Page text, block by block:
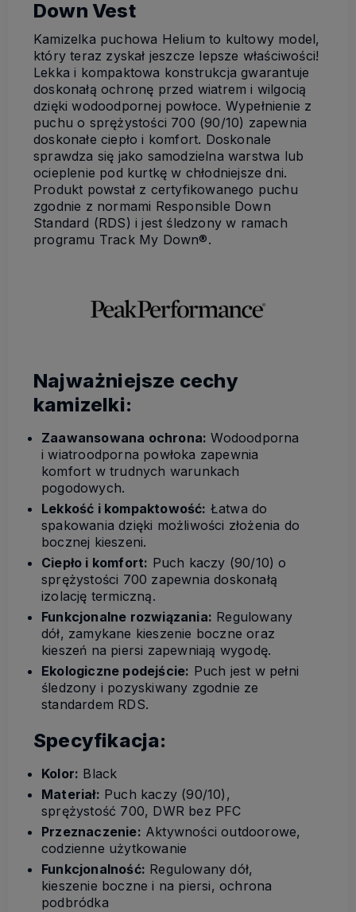
Down Vest
Kamizelka puchowa Helium to kultowy model,
który teraz zyskał jeszcze lepsze właściwości!
Lekka i kompaktowa konstrukcja gwarantuje
doskonałą ochronę przed wiatrem i wilgocią
dzięki wodoodpornej powłoce. Wypełnienie z
puchu o sprężystości 700 (90/10) zapewnia
doskonałe ciepło i komfort. Doskonale
sprawdza się jako samodzielna warstwa lub
ocieplenie pod kurtkę w chłodniejsze dni.
Produkt powstał z certyfikowanego puchu
zgodnie z normami Responsible Down
Standard (RDS) i jest śledzony w ramach
programu Track My Down®.
Najważniejsze cechy
kamizelki:
Zaawansowana ochrona: Wodoodporna
i wiatroodporna powłoka zapewnia
komfort w trudnych warunkach
pogodowych.
Lekkość i kompaktowość: Łatwa do
spakowania dzięki możliwości złożenia do
bocznej kieszeni.
Ciepło i komfort: Puch kaczy (90/10) o
sprężystości 700 zapewnia doskonałą
izolację termiczną.
Funkcjonalne rozwiązania: Regulowany
dół, zamykane kieszenie boczne oraz
kieszeń na piersi zapewniają wygodę.
Ekologiczne podejście: Puch jest w pełni
śledzony i pozyskiwany zgodnie ze
standardem RDS.
Specyfikacja:
Kolor: Black
Materiał: Puch kaczy (90/10),
sprężystość 700, DWR bez PFC
Przeznaczenie: Aktywności outdoorowe,
codzienne użytkowanie
Funkcjonalność: Regulowany dół,
kieszenie boczne i na piersi, ochrona
podbródka